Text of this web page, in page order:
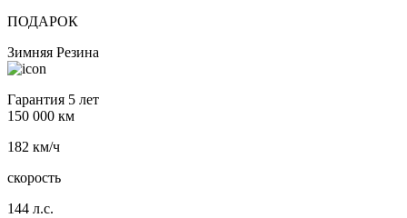
ПОДАРОК
Зимняя Резина
Гарантия 5 лет
150 000 км
182 км/ч
скорость
144 л.с.